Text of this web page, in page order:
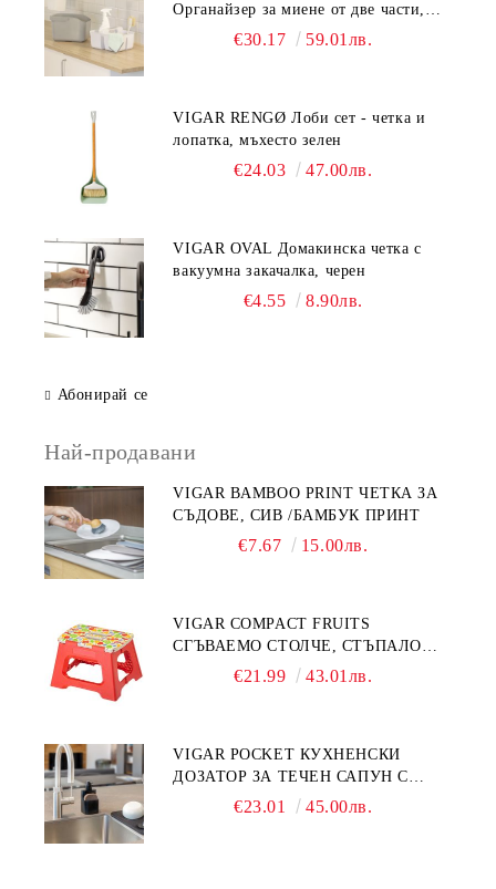
Органайзер за миене от две части,
€30.17 59.01лв.
VIGAR RENGØ Лоби сет - четка и
лопатка, мъхесто зелен
€24.03 47.00лв.
VIGAR OVAL Домакинска четка с
вакуумна закачалка, черен
€4.55 8.90лв.
Абонирай се
Най-продавани
VIGAR BAMBOO PRINT ЧЕТКА ЗА
СЪДОВЕ, СИВ /БАМБУК ПРИНТ
€7.67 15.00лв.
VIGAR COMPACT FRUITS
СГЪВАЕМО СТОЛЧЕ, СТЪПАЛО
23СМ, ПЛОДОВЕ
€21.99 43.01лв.
VIGAR POCKET КУХНЕНСКИ
ДОЗАТОР ЗА ТЕЧЕН САПУН С
МЯСТО ЗА ГЪБА, ЧЕРЕН
€23.01 45.00лв.